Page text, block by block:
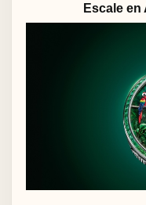
Escale en